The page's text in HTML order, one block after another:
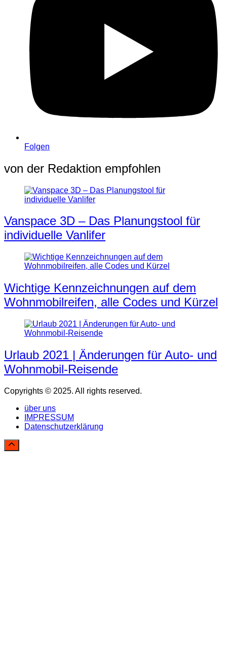
Folgen
von der Redaktion empfohlen
Vanspace 3D – Das Planungstool für
individuelle Vanlifer
Wichtige Kennzeichnungen auf dem
Wohnmobilreifen, alle Codes und Kürzel
Urlaub 2021 | Änderungen für Auto- und
Wohnmobil-Reisende
Copyrights © 2025. All rights reserved.
über uns
IMPRESSUM
Datenschutzerklärung